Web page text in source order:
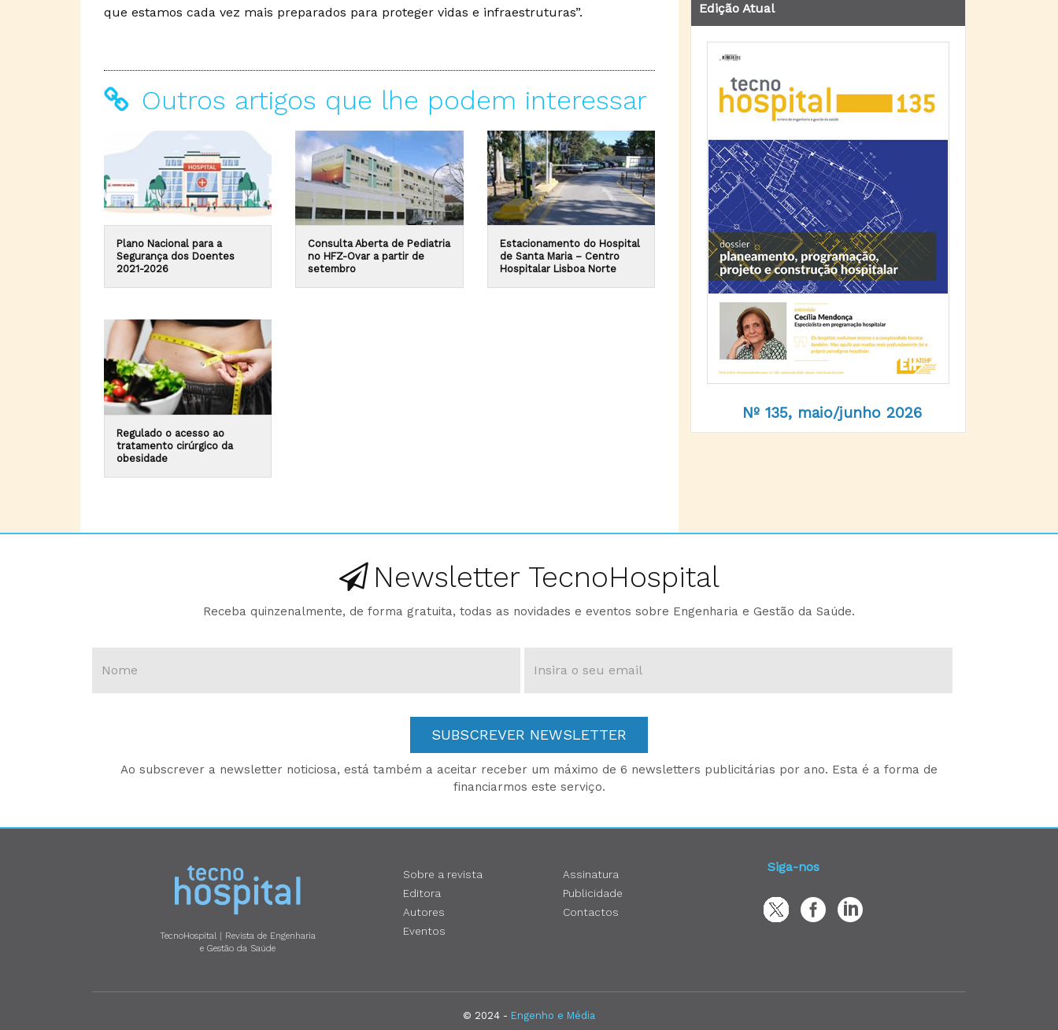
que estamos cada vez mais preparados para proteger vidas e infraestruturas”.
Outros artigos que lhe podem interessar
Plano Nacional para a
Segurança dos Doentes
2021-2026
Consulta Aberta de Pediatria
no HFZ-Ovar a partir de
setembro
Estacionamento do Hospital
de Santa Maria – Centro
Hospitalar Lisboa Norte
Regulado o acesso ao
tratamento cirúrgico da
obesidade
Edição Atual
Nº 135, maio/junho 2026
Newsletter TecnoHospital
Receba quinzenalmente, de forma gratuita, todas as novidades e eventos sobre Engenharia e Gestão da Saúde.
SUBSCREVER NEWSLETTER
Ao subscrever a newsletter noticiosa, está também a aceitar receber um máximo de 6 newsletters publicitárias por ano. Esta é a forma de
financiarmos este serviço.
TecnoHospital | Revista de Engenharia
e Gestão da Saúde
Sobre a revista
Editora
Autores
Eventos
Assinatura
Publicidade
Contactos
Siga-nos
© 2024 - Engenho e Média